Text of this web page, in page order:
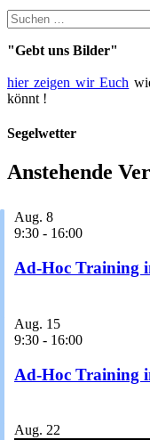
Suche
nach:
"Gebt uns Bilder"
hier zeigen wir Euch
könnt !
Segelwetter
Anstehende
Aug. 8
9:30 - 16:00
Ad-Hoc Training
Aug. 15
9:30 - 16:00
Ad-Hoc Training
Aug. 22